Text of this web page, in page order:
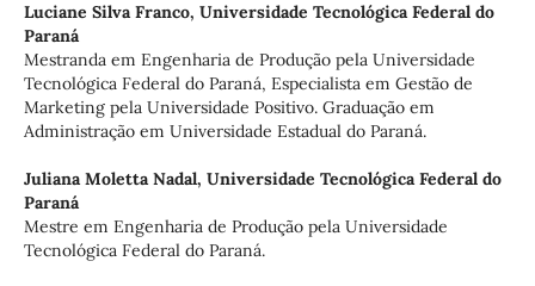
Luciane Silva Franco, Universidade Tecnológica Federal do
Paraná
Mestranda em Engenharia de Produção pela Universidade
Tecnológica Federal do Paraná, Especialista em Gestão de
Marketing pela Universidade Positivo. Graduação em
Administração em Universidade Estadual do Paraná.
Juliana Moletta Nadal, Universidade Tecnológica Federal do
Paraná
Mestre em Engenharia de Produção pela Universidade
Tecnológica Federal do Paraná.